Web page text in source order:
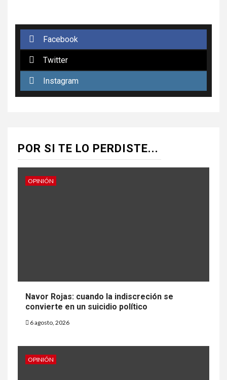
Facebook
Twitter
Instagram
POR SI TE LO PERDISTE...
OPINIÓN
Navor Rojas: cuando la indiscreción se
convierte en un suicidio político
6 agosto, 2026
OPINIÓN